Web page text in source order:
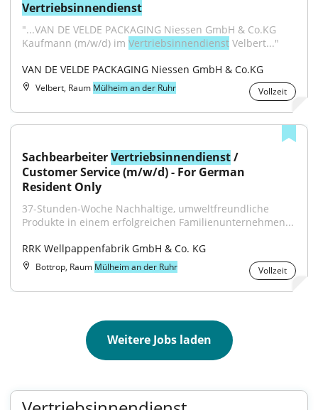
Vertriebsinnendienst
"...VAN DE VELDE PACKAGING Niessen GmbH & Co.KG
Kaufmann (m/w/d) im Vertriebsinnendienst Velbert..."
VAN DE VELDE PACKAGING Niessen GmbH & Co.KG
Velbert, Raum Mülheim an der Ruhr Vollzeit
Sachbearbeiter Vertriebsinnendienst /
Customer Service (m/w/d) - For German
Resident Only
37-Stunden-Woche Nachhaltige, umweltfreundliche
Produkte in einem erfolgreichen Familienunternehmen...
RRK Wellpappenfabrik GmbH & Co. KG
Bottrop, Raum Mülheim an der Ruhr Vollzeit
Weitere Jobs laden